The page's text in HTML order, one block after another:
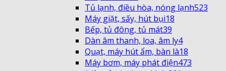
Tủ lạnh, điều hòa, nóng lạnh523
Máy giặt, sấy, hút bụi18
Bếp, tủ đông, tủ mát39
Dàn âm thanh, loa, âm ly4
Quạt, máy hút ẩm, bàn là18
Máy bơm, máy phát điện473